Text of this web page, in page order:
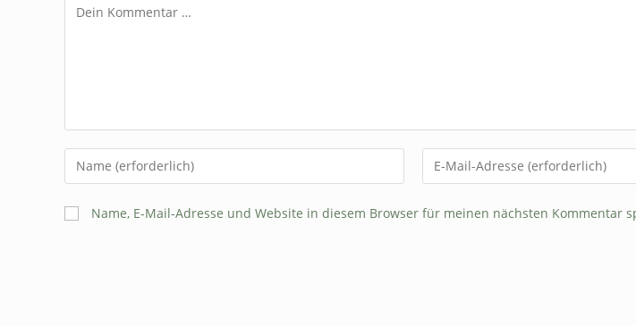
Name, E-Mail-Adresse und Website in diesem Browser für meinen nächsten Kommentar